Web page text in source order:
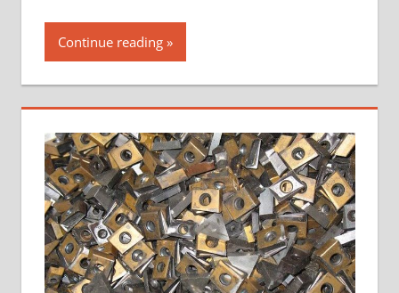
Continue reading